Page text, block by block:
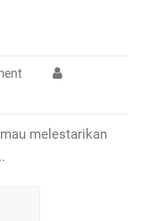
melestarikan